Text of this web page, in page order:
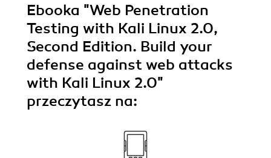
Ebooka "Web Penetration
Testing with Kali Linux 2.0,
Second Edition. Build your
defense against web attacks
with Kali Linux 2.0"
przeczytasz na: